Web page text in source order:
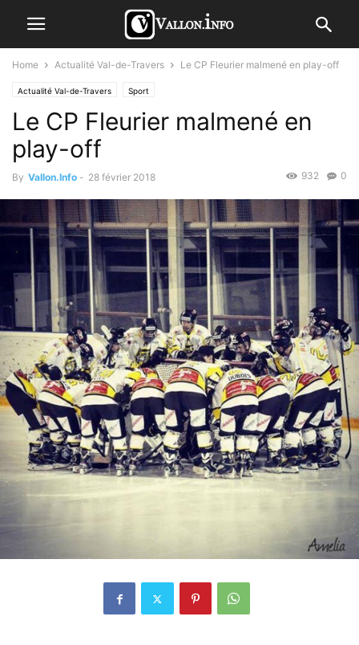
Home Actualité Val-de-Travers Le CP Fleurier malmené en play-off
Actualité Val-de-Travers Sport
Le CP Fleurier malmené en
play-off
By Vallon.Info - 28 février 2018 0
932